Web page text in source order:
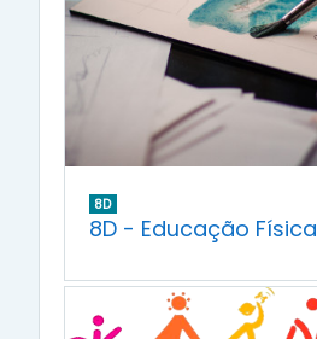
8D
8D - Educação Física